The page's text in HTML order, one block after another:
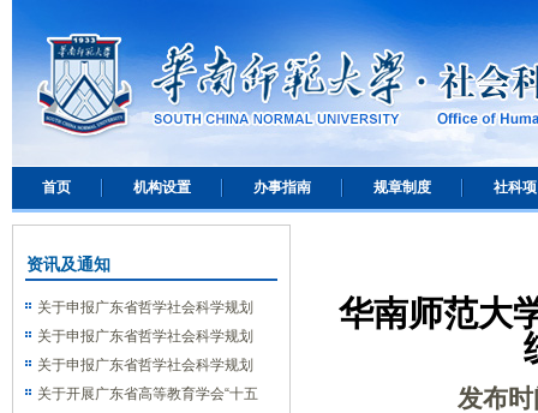
首页 机构设置 办事指南 规章制度 社科
华南师范大
发布
资讯及通知
关于申报广东省哲学社会科学规划
2026年度“构建中国哲学社会科学自主
知识体系”研究专项的通知
关于申报广东省哲学社会科学规划
2026年度“潮州文化研究专项”的通知
关于申报广东省哲学社会科学规划
2026年度高校思想政治理论课研究专项
关于开展广东省高等教育学会“十五